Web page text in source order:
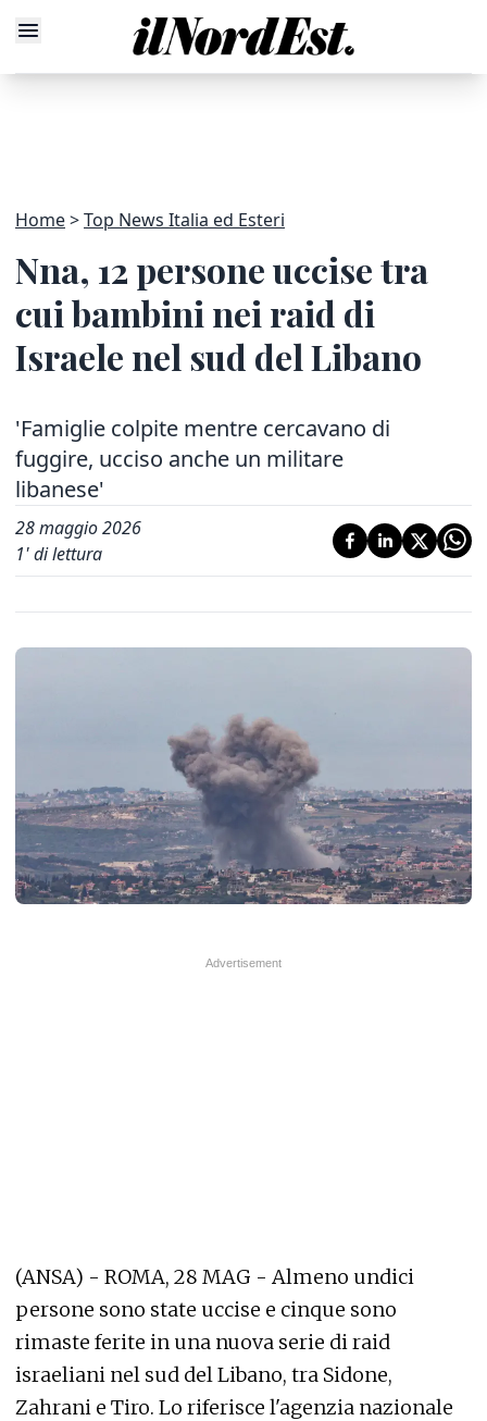
Home Top News Italia ed Esteri
Nna, 12 persone uccise tra
cui bambini nei raid di
Israele nel sud del Libano
'Famiglie colpite mentre cercavano di
fuggire, ucciso anche un militare
libanese'
28 maggio 2026
1' di lettura
(ANSA) - ROMA, 28 MAG - Almeno undici
persone sono state uccise e cinque sono
rimaste ferite in una nuova serie di raid
israeliani nel sud del Libano, tra Sidone,
Zahrani e Tiro. Lo riferisce l'agenzia nazionale